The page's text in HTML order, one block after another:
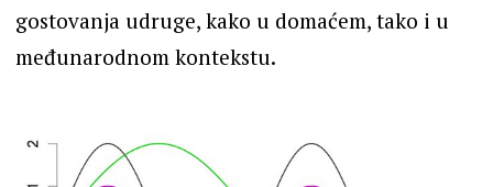
gostovanja udruge, kako u domaćem, tako i u
međunarodnom kontekstu.